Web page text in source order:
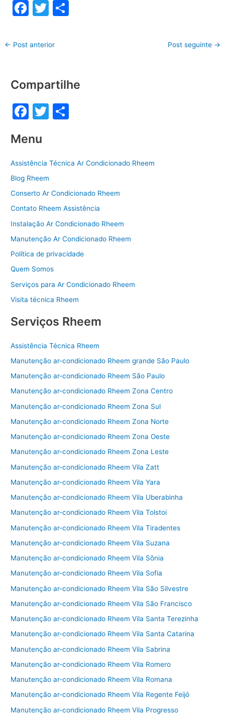
F
c
o
o
k
T
itt
← Post anterior Post seguinte →
Compartilhe
F
c
e
b
o
o
k
T
er e
Menu
Assistência Técnica Ar Condicionado Rheem
Blog Rheem
Conserto Ar Condicionado Rheem
Contato Rheem Assistência
Instalação Ar Condicionado Rheem
Manutenção Ar Condicionado Rheem
Política de privacidade
Quem Somos
Serviços para Ar Condicionado Rheem
Visita técnica Rheem
Serviços Rheem
Assistência Técnica Rheem
Manutenção ar-condicionado Rheem grande São Paulo
Manutenção ar-condicionado Rheem São Paulo
Manutenção ar-condicionado Rheem Zona Centro
Manutenção ar-condicionado Rheem Zona Sul
Manutenção ar-condicionado Rheem Zona Norte
Manutenção ar-condicionado Rheem Zona Oeste
Manutenção ar-condicionado Rheem Zona Leste
Manutenção ar-condicionado Rheem Vila Zatt
Manutenção ar-condicionado Rheem Vila Yara
Manutenção ar-condicionado Rheem Vila Uberabinha
Manutenção ar-condicionado Rheem Vila Tolstoi
Manutenção ar-condicionado Rheem Vila Tiradentes
Manutenção ar-condicionado Rheem Vila Suzana
Manutenção ar-condicionado Rheem Vila Sônia
Manutenção ar-condicionado Rheem Vila Sofia
Manutenção ar-condicionado Rheem Vila São Silvestre
Manutenção ar-condicionado Rheem Vila São Francisco
Manutenção ar-condicionado Rheem Vila Santa Terezinha
Manutenção ar-condicionado Rheem Vila Santa Catarina
Manutenção ar-condicionado Rheem Vila Sabrina
Manutenção ar-condicionado Rheem Vila Romero
Manutenção ar-condicionado Rheem Vila Romana
Manutenção ar-condicionado Rheem Vila Regente Feijó
Manutenção ar-condicionado Rheem Vila Progresso